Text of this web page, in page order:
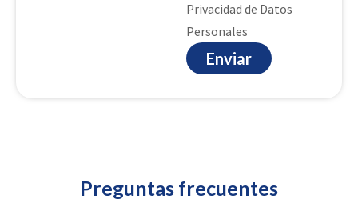
Privacidad de Datos
Personales
Enviar
Preguntas frecuentes